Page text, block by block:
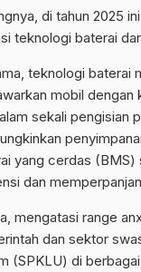
di tahun 2025
teknologi baterai
teknologi baterai
mobil dengan
sekali pengisian
yang cerdas (BMS)
dan
mengatasi range
dan sektor
(SPKLU) di